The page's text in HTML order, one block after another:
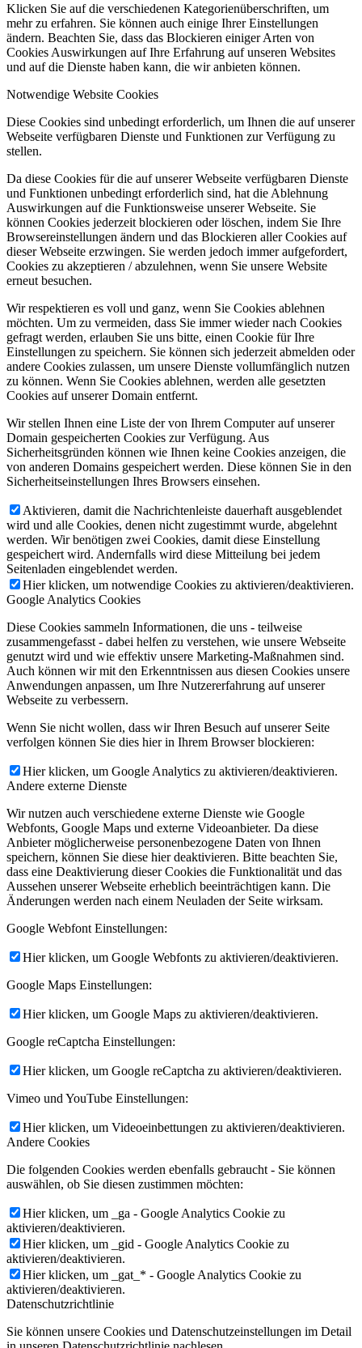
Klicken Sie auf die verschiedenen Kategorienüberschriften, um
mehr zu erfahren. Sie können auch einige Ihrer Einstellungen
ändern. Beachten Sie, dass das Blockieren einiger Arten von
Cookies Auswirkungen auf Ihre Erfahrung auf unseren Websites
und auf die Dienste haben kann, die wir anbieten können.
Notwendige Website Cookies
Diese Cookies sind unbedingt erforderlich, um Ihnen die auf unserer
Webseite verfügbaren Dienste und Funktionen zur Verfügung zu
stellen.
Da diese Cookies für die auf unserer Webseite verfügbaren Dienste
und Funktionen unbedingt erforderlich sind, hat die Ablehnung
Auswirkungen auf die Funktionsweise unserer Webseite. Sie
können Cookies jederzeit blockieren oder löschen, indem Sie Ihre
Browsereinstellungen ändern und das Blockieren aller Cookies auf
dieser Webseite erzwingen. Sie werden jedoch immer aufgefordert,
Cookies zu akzeptieren / abzulehnen, wenn Sie unsere Website
erneut besuchen.
Wir respektieren es voll und ganz, wenn Sie Cookies ablehnen
möchten. Um zu vermeiden, dass Sie immer wieder nach Cookies
gefragt werden, erlauben Sie uns bitte, einen Cookie für Ihre
Einstellungen zu speichern. Sie können sich jederzeit abmelden oder
andere Cookies zulassen, um unsere Dienste vollumfänglich nutzen
zu können. Wenn Sie Cookies ablehnen, werden alle gesetzten
Cookies auf unserer Domain entfernt.
Wir stellen Ihnen eine Liste der von Ihrem Computer auf unserer
Domain gespeicherten Cookies zur Verfügung. Aus
Sicherheitsgründen können wie Ihnen keine Cookies anzeigen, die
von anderen Domains gespeichert werden. Diese können Sie in den
Sicherheitseinstellungen Ihres Browsers einsehen.
Aktivieren, damit die Nachrichtenleiste dauerhaft ausgeblendet
wird und alle Cookies, denen nicht zugestimmt wurde, abgelehnt
werden. Wir benötigen zwei Cookies, damit diese Einstellung
gespeichert wird. Andernfalls wird diese Mitteilung bei jedem
Seitenladen eingeblendet werden.
Hier klicken, um notwendige Cookies zu aktivieren/deaktivieren.
Google Analytics Cookies
Diese Cookies sammeln Informationen, die uns - teilweise
zusammengefasst - dabei helfen zu verstehen, wie unsere Webseite
genutzt wird und wie effektiv unsere Marketing-Maßnahmen sind.
Auch können wir mit den Erkenntnissen aus diesen Cookies unsere
Anwendungen anpassen, um Ihre Nutzererfahrung auf unserer
Webseite zu verbessern.
Wenn Sie nicht wollen, dass wir Ihren Besuch auf unserer Seite
verfolgen können Sie dies hier in Ihrem Browser blockieren:
Hier klicken, um Google Analytics zu aktivieren/deaktivieren.
Andere externe Dienste
Wir nutzen auch verschiedene externe Dienste wie Google
Webfonts, Google Maps und externe Videoanbieter. Da diese
Anbieter möglicherweise personenbezogene Daten von Ihnen
speichern, können Sie diese hier deaktivieren. Bitte beachten Sie,
dass eine Deaktivierung dieser Cookies die Funktionalität und das
Aussehen unserer Webseite erheblich beeinträchtigen kann. Die
Änderungen werden nach einem Neuladen der Seite wirksam.
Google Webfont Einstellungen:
Hier klicken, um Google Webfonts zu aktivieren/deaktivieren.
Google Maps Einstellungen:
Hier klicken, um Google Maps zu aktivieren/deaktivieren.
Google reCaptcha Einstellungen:
Hier klicken, um Google reCaptcha zu aktivieren/deaktivieren.
Vimeo und YouTube Einstellungen:
Hier klicken, um Videoeinbettungen zu aktivieren/deaktivieren.
Andere Cookies
Die folgenden Cookies werden ebenfalls gebraucht - Sie können
auswählen, ob Sie diesen zustimmen möchten:
Hier klicken, um _ga - Google Analytics Cookie zu
aktivieren/deaktivieren.
Hier klicken, um _gid - Google Analytics Cookie zu
aktivieren/deaktivieren.
Hier klicken, um _gat_* - Google Analytics Cookie zu
aktivieren/deaktivieren.
Datenschutzrichtlinie
Sie können unsere Cookies und Datenschutzeinstellungen im Detail